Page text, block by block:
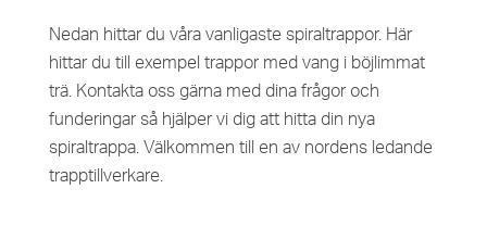
Nedan hittar du våra vanligaste spiraltrappor. Här
hittar du till exempel trappor med vang i böjlimmat
trä. Kontakta oss gärna med dina frågor och
funderingar så hjälper vi dig att hitta din nya
spiraltrappa. Välkommen till en av nordens ledande
trapptillverkare.